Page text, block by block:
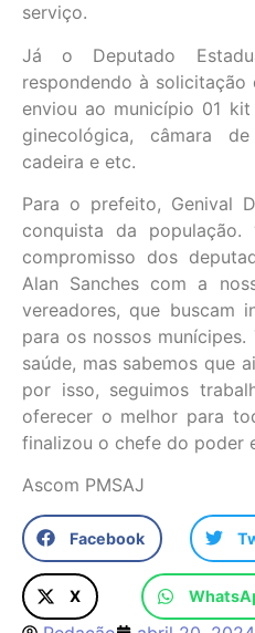
serviço.
Já o Deputado
respondendo à solicitação
enviou ao município 01
ginecológica, câmara
cadeira e etc.
Para o prefeito, Genival
conquista da
compromisso dos
Alan Sanches com a
vereadores, que buscam
para os nossos
saúde, mas sabemos que
por isso, seguimos
oferecer o melhor para
finalizou o chefe do poder
Ascom PMSAJ
Facebook
X